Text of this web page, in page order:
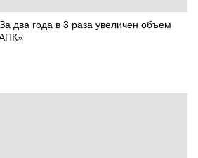
два года в 3 раза увеличен объем